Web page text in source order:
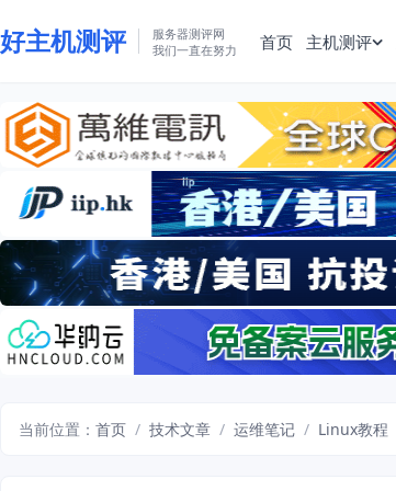
好主机测评
服务器测评网
我们一直在努力
首页 主机测评
当前位置： 首页 / 技术文章 / 运维笔记 / Linux教程